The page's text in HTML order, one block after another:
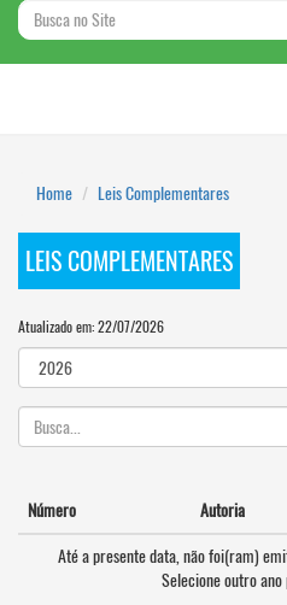
Home Leis Complementares
LEIS COMPLEMENTARES
Atualizado em: 22/07/2026
Número Autoria
Até a presente data, não foi(ram)
Selecione outro